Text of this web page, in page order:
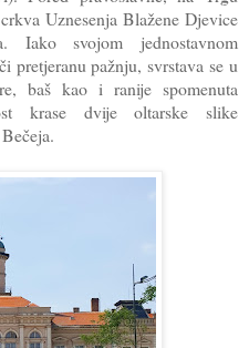
Uznesenja Blažene Djevice
svojom jednostavnom
pretjeranu pažnju, svrstava se u
baš kao i ranije spomenuta
krase dvije oltarske slike